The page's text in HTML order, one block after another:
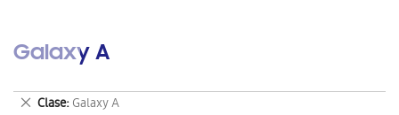
Galaxy A
Clase Galaxy A
Eliminar